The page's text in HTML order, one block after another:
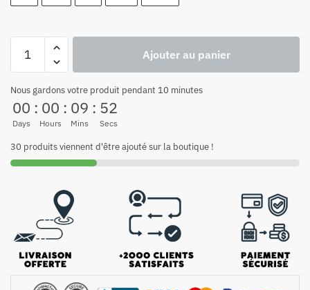
Ajouter au panier
Nous gardons votre produit pendant 10 minutes
00
Days
: 00
Hours
: 09
Mins
: 51
Secs
30 produits viennent d'être ajouté sur la boutique !